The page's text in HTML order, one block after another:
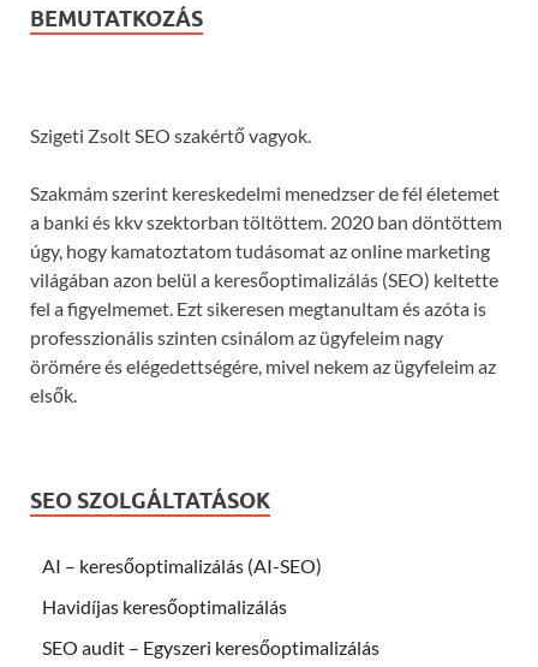
BEMUTATKOZÁS
Szigeti Zsolt SEO szakértő vagyok.
Szakmám szerint kereskedelmi menedzser de fél életemet
a banki és kkv szektorban töltöttem. 2020 ban döntöttem
úgy, hogy kamatoztatom tudásomat az online marketing
világában azon belül a keresőoptimalizálás (SEO) keltette
fel a figyelmemet. Ezt sikeresen megtanultam és azóta is
professzionális szinten csinálom az ügyfeleim nagy
örömére és elégedettségére, mivel nekem az ügyfeleim az
elsők.
SEO SZOLGÁLTATÁSOK
AI – keresőoptimalizálás (AI-SEO)
Havidíjas keresőoptimalizálás
SEO audit – Egyszeri keresőoptimalizálás